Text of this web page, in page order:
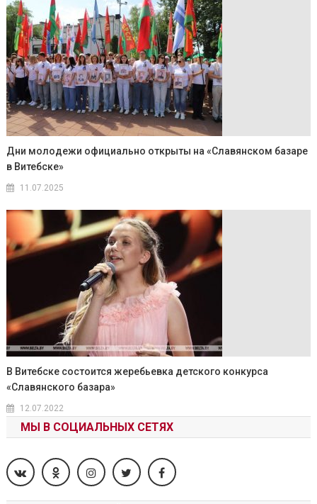
Дни молодежи официально открыты на «Славянском базаре
в Витебске»
11.07.2025
В Витебске состоится жеребьевка детского конкурса
«Славянского базара»
12.07.2022
МЫ В СОЦИАЛЬНЫХ СЕТЯХ